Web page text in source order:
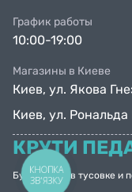
График работы
10:00-19:00
Магазины в Киеве
Киев, ул. Якова
Киев, ул. Рональда
КРУТИ
Будь с нами в тусовке и
КНОПКА
ЗВ'ЯЗКУ